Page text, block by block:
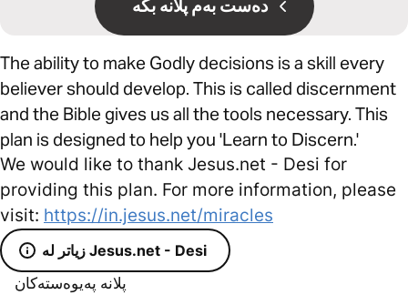
دەست بەم پلانە بکە
The ability to make Godly decisions is a skill every
believer should develop. This is called discernment
and the Bible gives us all the tools necessary. This
plan is designed to help you 'Learn to Discern.'
We would like to thank Jesus.net - Desi for
providing this plan. For more information, please
visit: https://in.jesus.net/miracles
زیاتر لە Jesus.net - Desi
پلانە پەیوەستەکان